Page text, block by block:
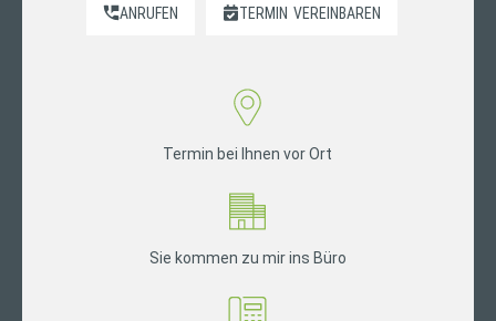
ANRUFEN TERMIN VEREINBAREN
Termin bei Ihnen vor Ort
Sie kommen zu mir ins Büro